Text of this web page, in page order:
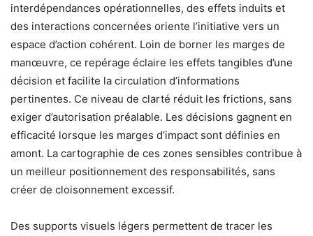
interdépendances opérationnelles, des effets induits et
des interactions concernées oriente l’initiative vers un
espace d’action cohérent. Loin de borner les marges de
manœuvre, ce repérage éclaire les effets tangibles d’une
décision et facilite la circulation d’informations
pertinentes. Ce niveau de clarté réduit les frictions, sans
exiger d’autorisation préalable. Les décisions gagnent en
efficacité lorsque les marges d’impact sont définies en
amont. La cartographie de ces zones sensibles contribue à
un meilleur positionnement des responsabilités, sans
créer de cloisonnement excessif.
Des supports visuels légers permettent de tracer les